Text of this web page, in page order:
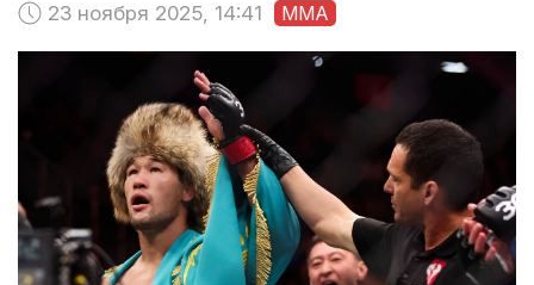
23 ноября 2025, 14:41 ММА